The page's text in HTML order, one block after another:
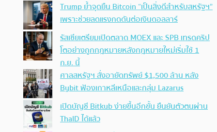
Trump ย้ำจุดยืน Bitcoin “เป็นสิ่งดีสำหรับสหรัฐฯ”
เพราะช่วยลดแรงกดดันต่อเงินดอลลาร์
รัสเซียเตรียมเปิดตลาด MOEX และ SPB เทรดคริป
โตอย่างถูกกฎหมายหลังกฎหมายใหม่เริ่มใช้ 1
ก.ย. นี้
ศาลสหรัฐฯ สั่งอายัดทรัพย์ $1,500 ล้าน หลัง
Bybit ฟ้องเกาหลีเหนือและกลุ่ม Lazarus
เปิดบัญชี Bitkub ง่ายขึ้นอีกขั้น ยืนยันตัวตนผ่าน
ThaID ได้แล้ว